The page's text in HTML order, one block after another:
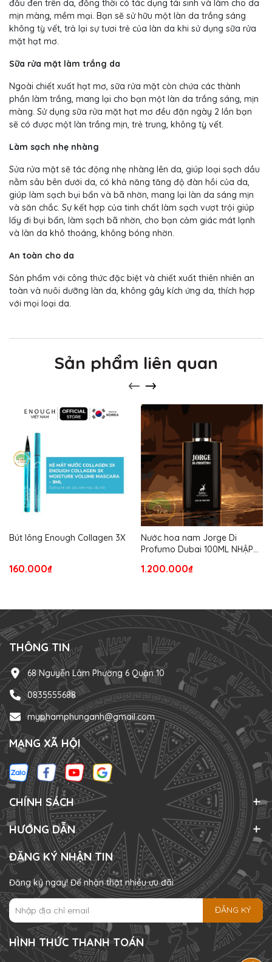
đầu đen trên da, đồng thời có tác dụng tái sinh và làm cho da
mịn màng, mềm mại. Bạn sẽ sử hữu một làn da trắng sáng
không tỳ vết, trả lại sự tươi trẻ của làn da khi sử dụng sữa rửa
mặt hạt mơ.
Sữa rửa mặt làm trắng da
Ngoài chiết xuất hạt mơ, sữa rửa mặt còn chứa các thành
phần làm trắng, mang lại cho bạn một làn da trắng sáng, mịn
màng. Sử dụng sữa rửa mặt hạt mơ đều đặn ngày 2 lần bạn
sẽ có được một làn trắng mịn, trẻ trung, không tỳ vết.
Làm sạch nhẹ nhàng
Sửa rửa mặt sẽ tác động nhẹ nhàng lên da, giúp loại sạch dầu
nằm sâu bên dưới da, có khả năng tăng độ đàn hồi của da,
giúp làm sạch bụi bẩn và bã nhờn, mang lại làn da sáng mịn
và săn chắc. Sự kết hợp của tinh chất làm sạch vượt trội giúp
lấy đi bụi bẩn, làm sạch bã nhờn, cho bạn cảm giác mát lạnh
và làn da khô thoáng, không bóng nhờn.
An toàn cho da
Sản phẩm với công thức đặc biệt và chiết xuất thiên nhiên an
toàn và nuôi dưỡng làn da, không gây kích ứng da, thích hợp
với mọi loại da.
Sản phẩm liên quan
Bút lông Enough Collagen 3X
160.000₫
Nước hoa nam Jorge Di
Profumo Dubai 100ML NHẬP
1.200.000₫
THÔNG TIN
68 Nguyễn Lâm Phường 6 Quận 10
0835555688
myphamphunganh@gmail.com
MẠNG XÃ HỘI
CHÍNH SÁCH
HƯỚNG DẪN
ĐĂNG KÝ NHẬN TIN
Đăng ký ngay! Để nhận thật nhiều ưu đãi
ĐĂNG KÝ
HÌNH THỨC THANH TOÁN